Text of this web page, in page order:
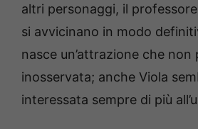
altri personaggi, il
si avvicinano in modo
nasce un’attrazione che non
inosservata; anche Viola
interessata sempre di più